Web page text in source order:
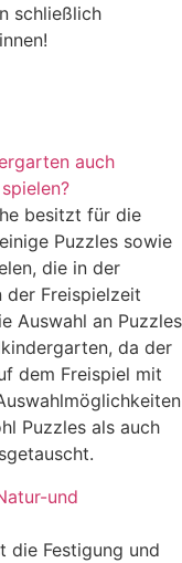
schließlich
auch
besitzt für die
Puzzles sowie
die in der
Freispielzeit
Auswahl an Puzzles
da der
dem Freispiel mit
Puzzles als auch
und
die Festigung und